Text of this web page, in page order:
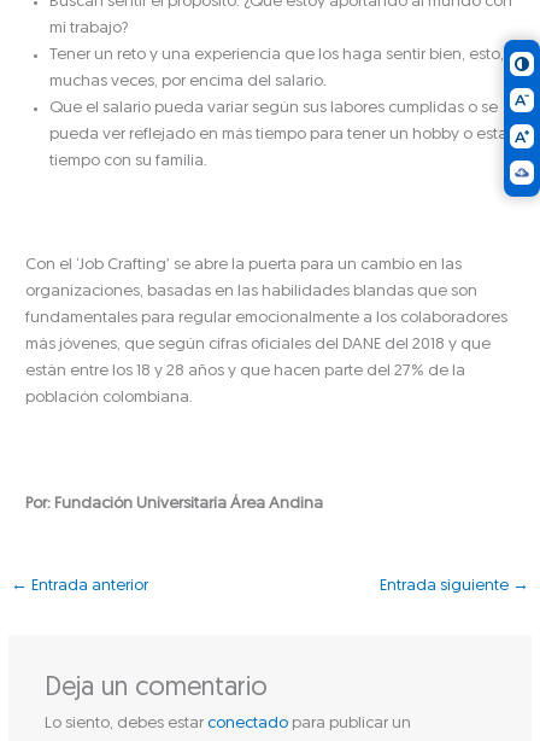
mi trabajo?
Tener un reto y una experiencia que los haga sentir bien, esto,
muchas veces, por encima del salario.
Que el salario pueda variar según sus labores cumplidas o se
pueda ver reflejado en más tiempo para tener un hobby o estar
tiempo con su familia.
Con el ‘Job Crafting’ se abre la puerta para un cambio en las
organizaciones, basadas en las habilidades blandas que son
fundamentales para regular emocionalmente a los colaboradores
más jóvenes, que según cifras oficiales del DANE del 2018 y que
están entre los 18 y 28 años y que hacen parte del 27% de la
población colombiana.
Por: Fundación Universitaria Área Andina
← Entrada anterior Entrada siguiente →
Deja un comentario
Lo siento, debes estar conectadopara publicar un